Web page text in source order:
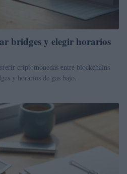
bridges y elegir horarios
criptomonedas entre blockchains
y horarios de gas bajo.